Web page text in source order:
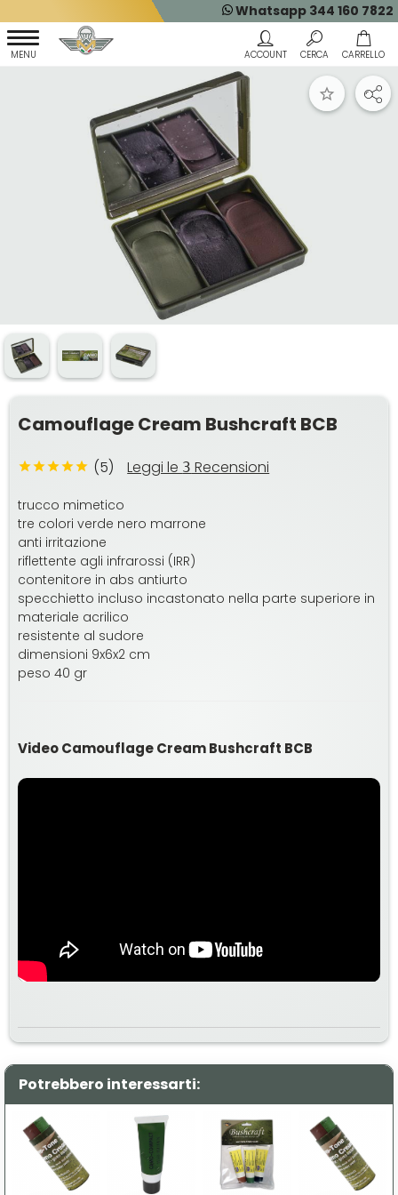
Whatsapp 344 160 7822
Camouflage Cream Bushcraft BCB
(5) Leggi le 3 Recensioni
trucco mimetico
tre colori verde nero marrone
anti irritazione
riflettente agli infrarossi (IRR)
contenitore in abs antiurto
specchietto incluso incastonato nella parte superiore in
materiale acrilico
resistente al sudore
dimensioni 9x6x2 cm
peso 40 gr
Video Camouflage Cream Bushcraft BCB
Potrebbero interessarti: